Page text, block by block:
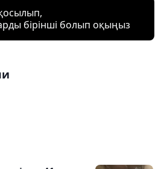
бірінші болып оқыңыз